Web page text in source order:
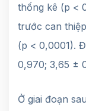
thống kê (p <
trước can
(p < 0,0001).
0,970; 3,65 ±
Ở giai đoạn